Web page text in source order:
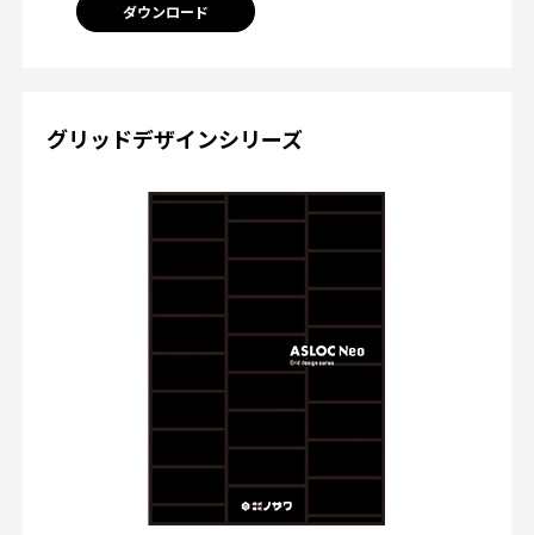
ダウンロード
グリッドデザインシリーズ